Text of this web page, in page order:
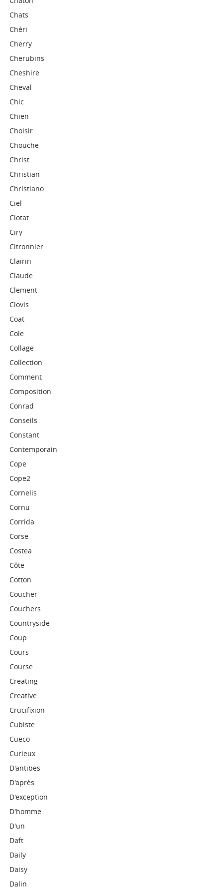
Chats
Chéri
Cherry
Cherubins
Cheshire
Cheval
Chic
Chien
Choisir
Chouche
Christ
Christian
Christiano
Ciel
Ciotat
Ciry
Citronnier
Clairin
Claude
Clement
Clovis
Coat
Cole
Collage
Collection
Comment
Composition
Conrad
Conseils
Constant
Contemporain
Cope
Cope2
Cornelis
Cornu
Corrida
Corse
Costea
Côte
Cotton
Coucher
Couchers
Countryside
Coup
Cours
Course
Creating
Creative
Crucifixion
Cubiste
Cueco
Curieux
D'antibes
D'après
D'exception
D'homme
D'un
Daft
Daily
Daisy
Dalin